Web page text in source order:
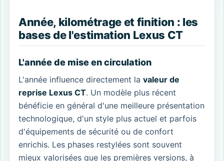
Année, kilométrage et finition : les
bases de l'estimation Lexus CT
L'année de mise en circulation
L'année influence directement la valeur de
reprise Lexus CT. Un modèle plus récent
bénéficie en général d'une meilleure présentation
technologique, d'un style plus actuel et parfois
d'équipements de sécurité ou de confort
enrichis. Les phases restylées sont souvent
mieux valorisées que les premières versions, à